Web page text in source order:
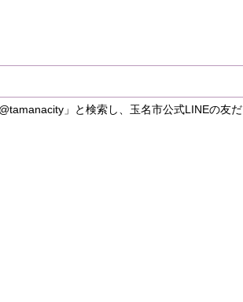
」と検索し、玉名市公式LINEの友だ